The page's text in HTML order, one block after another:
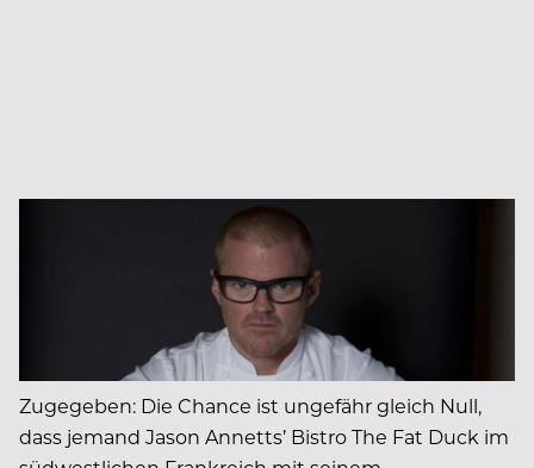
Zugegeben: Die Chance ist ungefähr gleich Null,
dass jemand Jason Annetts’ Bistro The Fat Duck im